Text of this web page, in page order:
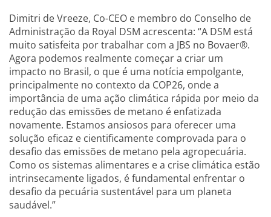
Dimitri de Vreeze, Co-CEO e membro do Conselho de
Administração da Royal DSM acrescenta: “A DSM está
muito satisfeita por trabalhar com a JBS no Bovaer®.
Agora podemos realmente começar a criar um
impacto no Brasil, o que é uma notícia empolgante,
principalmente no contexto da COP26, onde a
importância de uma ação climática rápida por meio da
redução das emissões de metano é enfatizada
novamente. Estamos ansiosos para oferecer uma
solução eficaz e cientificamente comprovada para o
desafio das emissões de metano pela agropecuária.
Como os sistemas alimentares e a crise climática estão
intrinsecamente ligados, é fundamental enfrentar o
desafio da pecuária sustentável para um planeta
saudável.”